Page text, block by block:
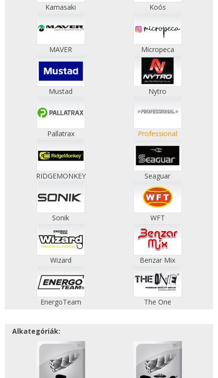
Kamasaki Koós
MAVER Micropeca
Mustad Nytro
Pallatrax Professional
RIDGEMONKEY Seaguar
Sonik WFT
Wizard Benzar Mix
EnergoTeam The One
Alkategóriák: